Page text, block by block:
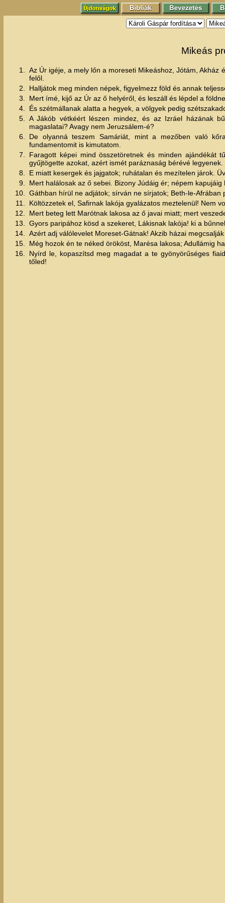
Mikeás
1.
Az Úr igéje, a mely lőn a moreseti Mikeáshoz, Jótám,
felől.
2.
Halljátok meg minden népek, figyelmezz föld és annak
3.
Mert ímé, kijő az Úr az ő helyéről, és leszáll és lépdel a
4.
És szétmállanak alatta a hegyek, a völgyek pedig
5.
A Jákób vétkéért lészen mindez, és az Izráel házának
magaslatai? Avagy nem Jeruzsálem-é?
6.
De olyanná teszem Samáriát, mint a mezőben való
fundamentomit is kimutatom.
7.
Faragott képei mind összetöretnek és minden ajándékát
gyűjtögette azokat, azért ismét paráznaság bérévé legyenek.
8.
E miatt kesergek és jajgatok; ruhátalan és mezítelen járok.
9.
Mert halálosak az ő sebei. Bizony Júdáig ér; népem kapujáig
10.
Gáthban hírül ne adjátok; sírván ne sírjatok; Beth-le-Afrában
11.
Költözzetek el, Safirnak lakója gyalázatos meztelenül! Nem
12.
Mert beteg lett Marótnak lakosa az ő javai miatt; mert
13.
Gyors paripához kösd a szekeret, Lákisnak lakója! ki a
14.
Azért adj válólevelet Moreset-Gátnak! Akzib házai
15.
Még hozok én te néked örököst, Marésa lakosa; Adullámig
16.
Nyírd le, kopaszítsd meg magadat a te gyönyörűséges
tőled!